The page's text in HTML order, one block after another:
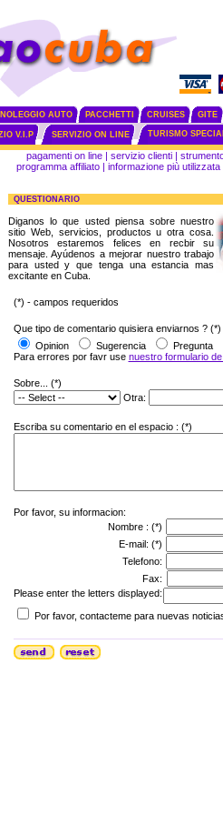
NOLEGGIO AUTO PACCHETTI CRUISES GITE
V.I.P SERVIZIO ON LINE TURISMO
pagamenti on line | servizio clienti |
programma affiliato| informazione più utilizzata
QUESTIONARIO
Diganos lo que usted piensa sobre nuestro
sitio Web, servicios, productos u otra cosa.
Nosotros estaremos felices en recbir su
mensaje. Ayúdenos a mejorar nuestro trabajo
para usted y que tenga una estancia mas
excitante en Cuba.
(*) - campos requeridos
Que tipo de comentario quisiera enviarnos ? (*)
Opinion
Sugerencia
Pregunta
Para errores por favr use nuestro formulario
Sobre... (*)
Otra:
Escriba su comentario en el espacio : (*)
Por favor, su informacion:
Nombre : (*)
E-mail: (*)
Telefono:
Fax:
Please enter the letters displayed:
Por favor, contacteme para nuevas